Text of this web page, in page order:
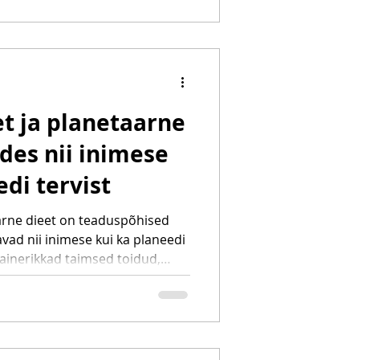
soolestiku
ja planetaarne
nii inimese
tervist
dieet on teaduspõhised
nii inimese kui ka planeedi
taimsed toidud,
pähklid ja köögiviljad võivad
ainevahetust ja